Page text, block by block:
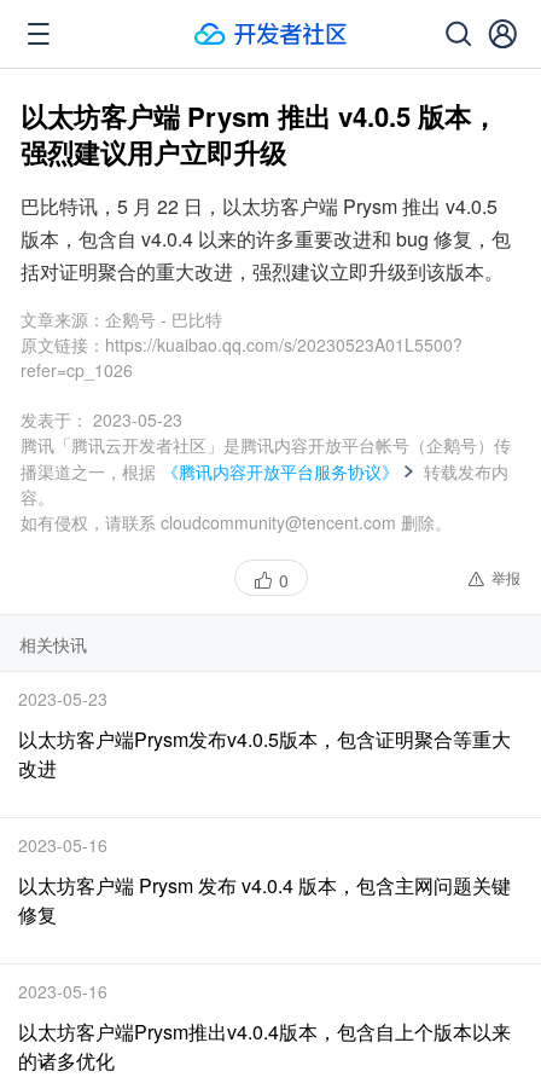
以太坊客户端 Prysm 推出 v4.0.5 版本，
强烈建议用户立即升级
巴比特讯，5 月 22 日，以太坊客户端 Prysm 推出 v4.0.5
版本，包含自 v4.0.4 以来的许多重要改进和 bug 修复，包
括对证明聚合的重大改进，强烈建议立即升级到该版本。
文章来源： 企鹅号 - 巴比特
原文链接： https://kuaibao.qq.com/s/20230523A01L5500?
refer=cp_1026
发表于： 2023-05-23
腾讯「腾讯云开发者社区」是腾讯内容开放平台帐号（企鹅号）传
播渠道之一，根据
《腾讯内容开放平台服务协议》
转载发布内
容。
如有侵权，请联系 cloudcommunity@tencent.com 删除。
0 举报
相关快讯
2023-05-23
以太坊客户端Prysm发布v4.0.5版本，包含证明聚合等重大
改进
2023-05-16
以太坊客户端 Prysm 发布 v4.0.4 版本，包含主网问题关键
修复
2023-05-16
以太坊客户端Prysm推出v4.0.4版本，包含自上个版本以来
的诸多优化